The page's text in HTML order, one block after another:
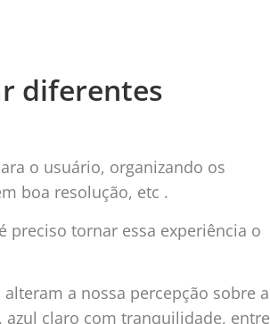
diferentes
o usuário, organizando os
boa resolução, etc .
preciso tornar essa experiência o
a nossa percepção sobre a
azul claro com tranquilidade, entre